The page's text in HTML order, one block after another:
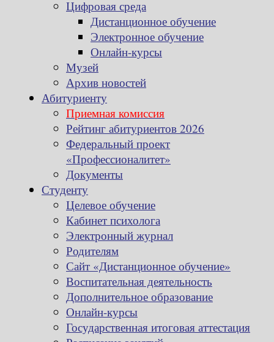
Цифровая среда
Дистанционное обучение
Электронное обучение
Онлайн-курсы
Музей
Архив новостей
Абитуриенту
Приемная комиссия
Рейтинг абитуриентов 2026
Федеральный проект
«Профессионалитет»
Документы
Студенту
Целевое обучение
Кабинет психолога
Электронный журнал
Родителям
Сайт «Дистанционное обучение»
Воспитательная деятельность
Дополнительное образование
Онлайн-курсы
Государственная итоговая аттестация